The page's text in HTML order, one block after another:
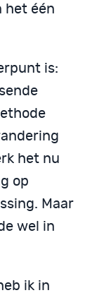
het één
is:
het nu
op
Maar
wel in
ik in